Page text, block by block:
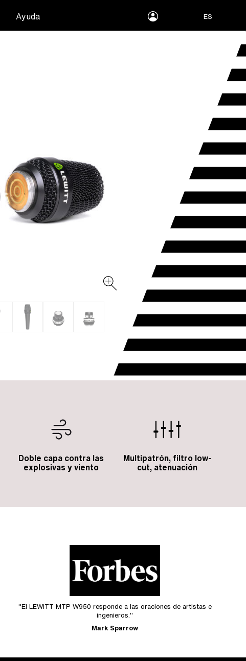
Ayuda myLEWITT
Account
ES
Doble capa contra las
explosivas y viento
Multipatrón, filtro low-
cut, atenuación
"El LEWITT MTP W950 responde a las oraciones de artistas e
ingenieros."
Mark Sparrow